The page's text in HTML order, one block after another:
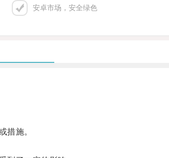
安卓市场，安全绿色
措施。